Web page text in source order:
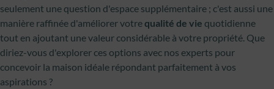
seulement une question d'espace supplémentaire ; c'est aussi une
manière raffinée d'améliorer votrequalité de vie quotidienne
tout en ajoutant une valeur considérable à votre propriété. Que
diriez-vous d'explorer ces options avec nos experts pour
concevoir la maison idéale répondant parfaitement à vos
aspirations ?